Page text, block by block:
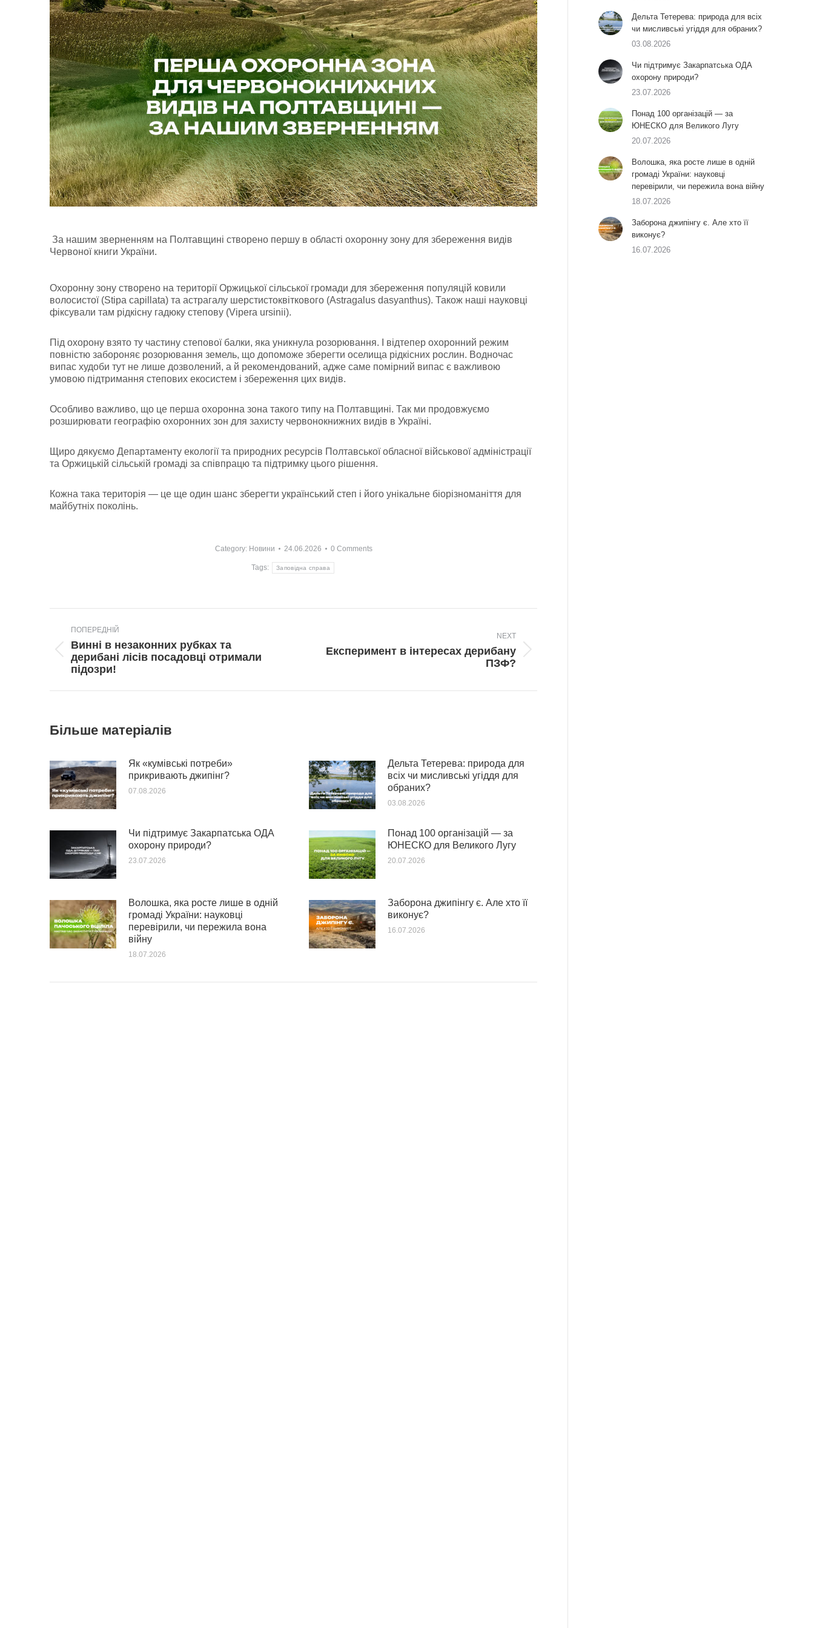
За нашим зверненням на Полтавщині створено першу в області охоронну зону для збереження видів
Червоної книги України.
Охоронну зону створено на території Оржицької сільської громади для збереження популяцій ковили
волосистої (Stipa capillata) та астрагалу шерстистоквіткового (Astragalus dasyanthus). Також наші науковці
фіксували там рідкісну гадюку степову (Vipera ursinii).
Під охорону взято ту частину степової балки, яка уникнула розорювання. І відтепер охоронний режим
повністю забороняє розорювання земель, що допоможе зберегти оселища рідкісних рослин. Водночас
випас худоби тут не лише дозволений, а й рекомендований, адже саме помірний випас є важливою
умовою підтримання степових екосистем і збереження цих видів.
Особливо важливо, що це перша охоронна зона такого типу на Полтавщині. Так ми продовжуємо
розширювати географію охоронних зон для захисту червонокнижних видів в Україні.
Щиро дякуємо Департаменту екології та природних ресурсів Полтавської обласної військової адміністрації
та Оржицькій сільській громаді за співпрацю та підтримку цього рішення.
Кожна така територія — це ще один шанс зберегти український степ і його унікальне біорізноманіття для
майбутніх поколінь.
Category: Новини 24.06.2026 0 Comments
Tags: Заповідна справа
navigation
ПОПЕРЕДНІЙ
Попередній
пост:
Винні в незаконних рубках та
дерибані лісів посадовці отримали
підозри!
NEXT
NextЕксперимент в інтересах дерибану
ПЗФ?
Більше матеріалів
Як «кумівські потреби»
прикривають джипінг?
07.08.2026
Дельта Тетерева: природа для
всіх чи мисливські угіддя для
обраних?
03.08.2026
Чи підтримує Закарпатська ОДА
охорону природи?
23.07.2026
Понад 100 організацій — за
ЮНЕСКО для Великого Лугу
20.07.2026
Волошка, яка росте лише в одній
громаді України: науковці
перевірили, чи пережила вона
війну
18.07.2026
Заборона джипінгу є. Але хто її
виконує?
16.07.2026
Дельта Тетерева: природа для всіх
чи мисливські угіддя для обраних?
03.08.2026
Чи підтримує Закарпатська ОДА
охорону природи?
23.07.2026
Понад 100 організацій — за
ЮНЕСКО для Великого Лугу
20.07.2026
Волошка, яка росте лише в одній
громаді України: науковці
перевірили, чи пережила вона війну
18.07.2026
Заборона джипінгу є. Але хто її
виконує?
16.07.2026